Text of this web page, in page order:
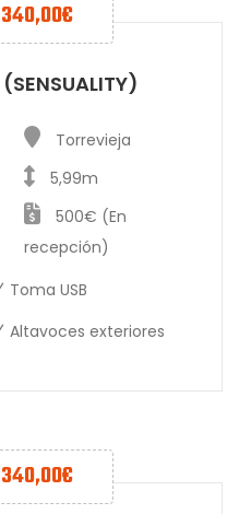
340,00€
Torrevieja
5,99m
500€ (En
recepción)
Toma USB
Altavoces exteriores
340,00€